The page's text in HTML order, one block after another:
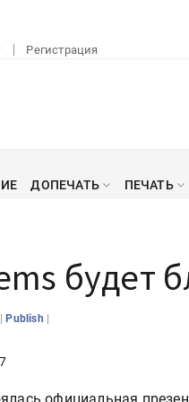
Регистрация
ДОПЕЧАТЬ ПЕЧАТЬ
будет
|Publish |